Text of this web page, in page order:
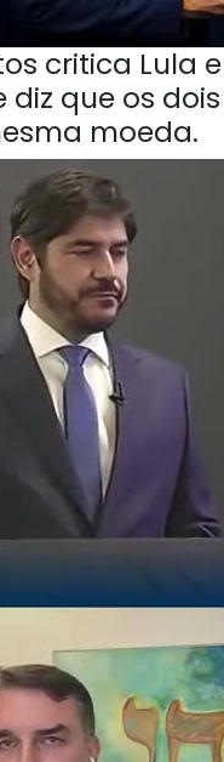
critica Lula
diz que os
moeda.